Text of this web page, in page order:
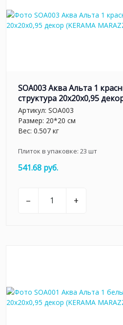
SOA003 Аква Альта 1
структура 20x20x0,95
Артикул: SOA003
Размер: 20*20 см
Вес: 0.507 кг
Плиток в упаковке: 23 шт
541.68 руб.
– +